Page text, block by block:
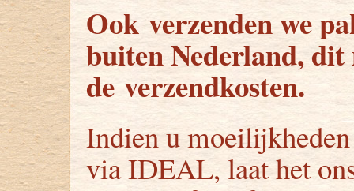
Ook verzenden we
buiten Nederland, dit
de verzendkosten.
Indien u
via IDEAL, laat het